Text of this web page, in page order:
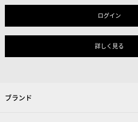
ログイン
詳しく見る
ブランド